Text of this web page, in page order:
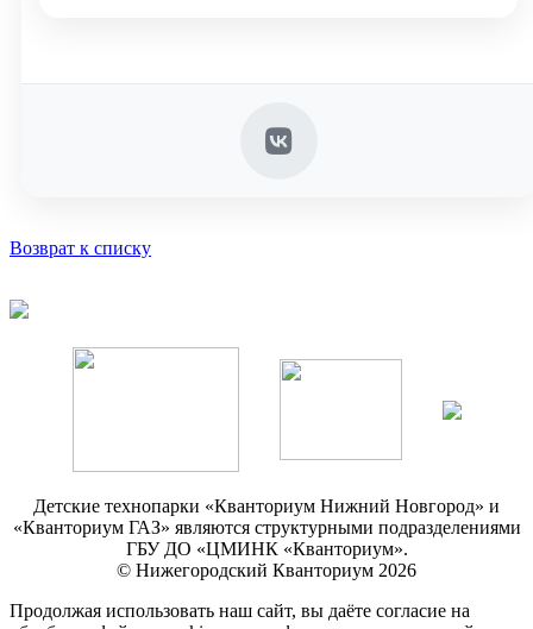
Возврат к списку
Детские технопарки «Кванториум Нижний Новгород» и
«Кванториум ГАЗ» являются структурными подразделениями
ГБУ ДО «ЦМИНК «Кванториум».
© Нижегородский Кванториум 2026
Продолжая использовать наш сайт, вы даёте согласие на